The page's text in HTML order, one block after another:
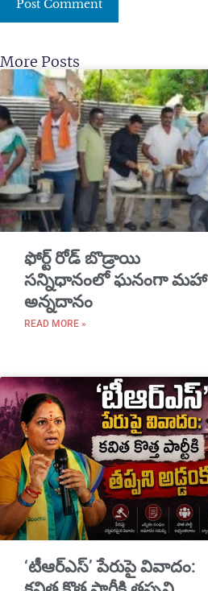
More Posts
​ఫోర్ట్ రోడ్ బొడ్రాయి
సన్నిధానంలో ఘనంగా మహా
అన్నదానం
READ MORE »
‘టీఆర్ఎస్’ పేరుపై వివాదం: